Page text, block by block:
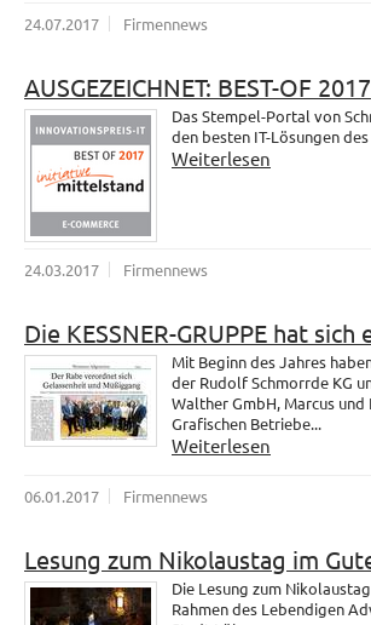
24.07.2017 Firmennews
AUSGEZEICHNET: BEST-OF 2017
Das Stempel-Portal von
den besten IT-Lösungen
Weiterlesen
24.03.2017 Firmennews
Die KESSNER-GRUPPE hat
Mit Beginn des Jahres
der Rudolf Schmorrde KG
Walther GmbH, Marcus und
Grafischen Betriebe...
Weiterlesen
06.01.2017 Firmennews
Lesung zum Nikolaustag im
Die Lesung zum
Rahmen des Lebendigen